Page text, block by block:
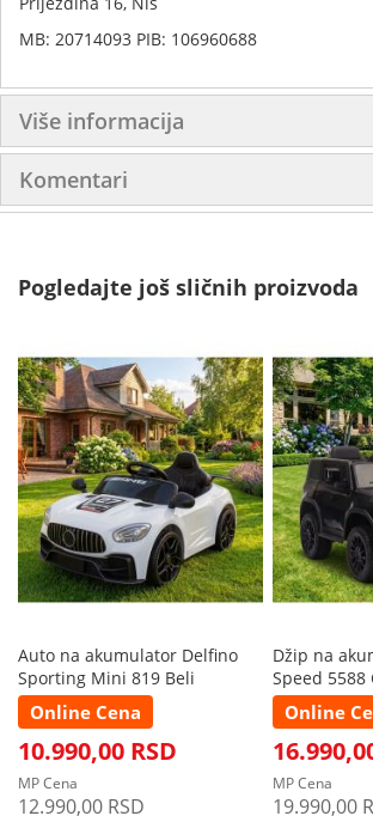
MB: 20714093 PIB: 106960688
Više informacija
Komentari
Pogledajte još sličnih proizvoda
Auto na akumulator Delfino
Sporting Mini 819 Beli
Online Cena
10.990,00 RSD
MP Cena
12.990,00 RSD
Džip na
Speed 5588
Online
MP Cena
19.990,00